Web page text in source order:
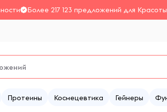
Более 217 123 предложений для
Протеины Космецевтика Гейнеры